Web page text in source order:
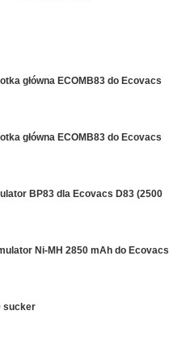
główna ECOMB83 do Ecovacs
główna ECOMB83 do Ecovacs
BP83 dla Ecovacs D83 (2500
Ni-MH 2850 mAh do Ecovacs
sucker